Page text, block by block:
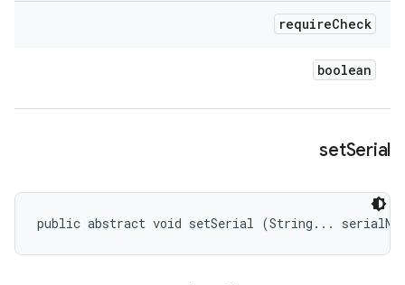
requireCheck
boolean
setSerial
public abstract void setSerial (String...